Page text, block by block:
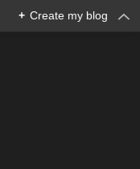
+ Create my blog